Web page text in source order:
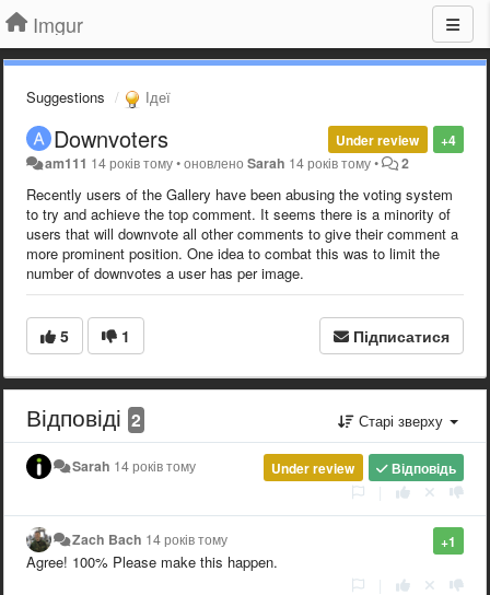
Imgur
Suggestions Ідеї
+4
Under review
Downvoters
am111 14 років тому•оновленоSarah 14 років тому• 2
Recently users of the Gallery have been abusing the voting system
to try and achieve the top comment. It seems there is a minority of
users that will downvote all other comments to give their comment a
more prominent position. One idea to combat this was to limit the
number of downvotes a user has per image.
5 1 Підписатися
Відповіді 2 Старі зверху
Відповідь
Under review
Sarah 14 років тому
+1
Zach Bach 14 років тому
Agree! 100% Please make this happen.